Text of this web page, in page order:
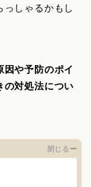
しゃるかもし
や予防のポイ
の対処法につい
閉じる